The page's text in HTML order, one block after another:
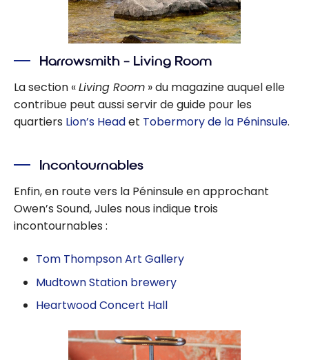
Harrowsmith – Living Room
La section «Living Room » du magazine auquel elle
contribue peut aussi servir de guide pour les
quartiers Lion’s Headet Tobermory de la Péninsule.
Incontournables
Enfin, en route vers la Péninsule en approchant
Owen’s Sound, Jules nous indique trois
incontournables :
Tom Thompson Art Gallery
Mudtown Station brewery
Heartwood Concert Hall